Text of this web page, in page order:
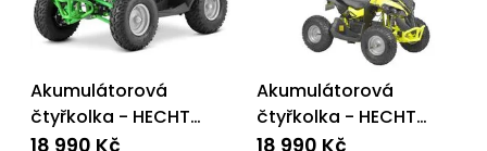
Akumulátorová
čtyřkolka - HECHT
51060 GREEN
18 990 Kč
Akumulátorová
čtyřkolka - HECHT
51060 YELLOW
18 990 Kč